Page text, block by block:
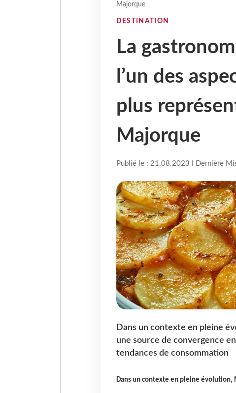
Majorque
DESTINATION
La
l’un des
plus
Majorque
Publié le : 21.08.2023 I Dernière
Dans un contexte en pleine
une source de convergence
tendances de consommation
Dans un contexte en pleine évolution,